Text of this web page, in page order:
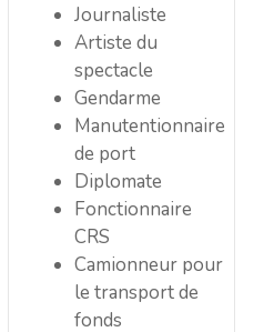
Journaliste
Artiste du
spectacle
Gendarme
Manutentionnaire
de port
Diplomate
Fonctionnaire
CRS
Camionneur pour
le transport de
fonds